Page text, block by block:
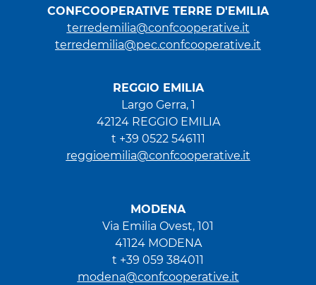
CONFCOOPERATIVE TERRE D'EMILIA
terredemilia@confcooperative.it
terredemilia@pec.confcooperative.it
REGGIO EMILIA
Largo Gerra, 1
42124 REGGIO EMILIA
t +39 0522 546111
reggioemilia@confcooperative.it
MODENA
Via Emilia Ovest, 101
41124 MODENA
t +39 059 384011
modena@confcooperative.it